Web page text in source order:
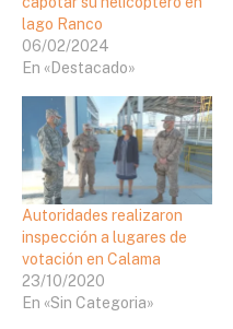
lago Ranco
06/02/2024
En «Destacado»
Autoridades realizaron
inspección a lugares de
votación en Calama
23/10/2020
En «Sin Categoria»